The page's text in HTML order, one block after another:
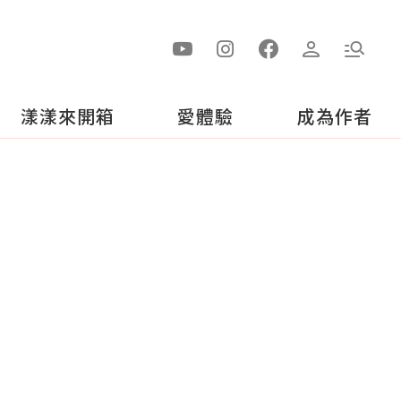
漾漾來開箱 愛體驗 成為作者